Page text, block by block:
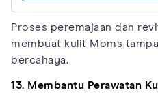
Proses peremajaan dan
membuat kulit Moms
bercahaya.
13. Membantu Perawatan